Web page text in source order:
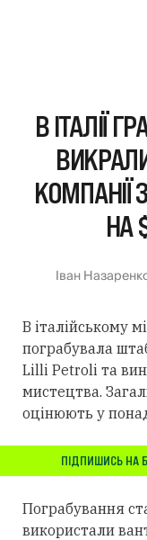
В ІТАЛІЇ
КОМПАНІЇ
НА
Іван
В італійському
пограбувала
Lilli Petroli та
мистецтва.
оцінюють у
ПІДПИШИСЬ НА
Пограбування
використали